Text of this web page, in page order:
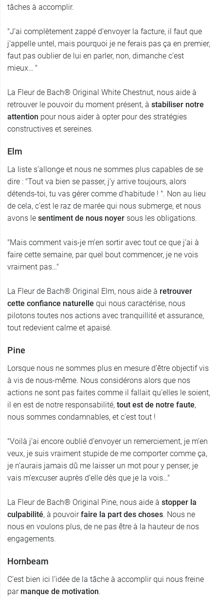
tâches à accomplir.
"J’ai complètement zappé d’envoyer la facture, il faut que
j’appelle untel, mais pourquoi je ne ferais pas ça en premier,
faut pas oublier de lui en parler, non, dimanche c’est
mieux… "
La Fleur de Bach® Original White Chestnut, nous aide à
retrouver le pouvoir du moment présent, à stabiliser notre
attention pour nous aider à opter pour des stratégies
constructives et sereines.
Elm
La liste s’allonge et nous ne sommes plus capables de se
dire : "Tout va bien se passer, j’y arrive toujours, alors
détends-toi, tu vas gérer comme d’habitude ! ". Non au lieu
de cela, c’est le raz de marée qui nous submerge, et nous
avons le sentiment de nous noyer sous les obligations.
"Mais comment vais-je m’en sortir avec tout ce que j’ai à
faire cette semaine, par quel bout commencer, je ne vois
vraiment pas…"
La Fleur de Bach® Original Elm, nous aide à retrouver
cette confiance naturelle qui nous caractérise, nous
pilotons toutes nos actions avec tranquillité et assurance,
tout redevient calme et apaisé.
Pine
Lorsque nous ne sommes plus en mesure d’être objectif vis
à vis de nous-même. Nous considérons alors que nos
actions ne sont pas faites comme il fallait qu’elles le soient,
il en est de notre responsabilité, tout est de notre faute,
nous sommes condamnables, et c’est tout !
"Voilà j’ai encore oublié d’envoyer un remerciement, je m’en
veux, je suis vraiment stupide de me comporter comme ça,
je n’aurais jamais dû me laisser un mot pour y penser, je
vais m’excuser auprès d’elle dès que je la vois…"
La Fleur de Bach® Original Pine, nous aide à stopper la
culpabilité, à pouvoirfaire la part des choses. Nous ne
nous en voulons plus, de ne pas être à la hauteur de nos
engagements.
Hornbeam
C’est bien ici l’idée de la tâche à accomplir qui nous freine
par manque de motivation.